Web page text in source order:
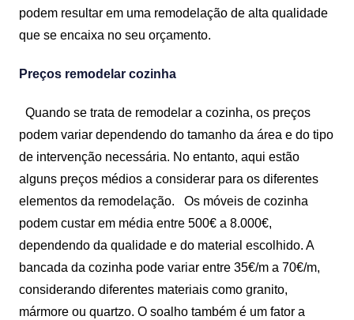
podem resultar em uma remodelação de alta qualidade
que se encaixa no seu orçamento.
Preços remodelar cozinha
Quando se trata de remodelar a cozinha, os preços
podem variar dependendo do tamanho da área e do tipo
de intervenção necessária. No entanto, aqui estão
alguns preços médios a considerar para os diferentes
elementos da remodelação.
Os móveis de cozinha
podem custar em média entre 500€ a 8.000€,
dependendo da qualidade e do material escolhido. A
bancada da cozinha pode variar entre 35€/m a 70€/m,
considerando diferentes materiais como granito,
mármore ou quartzo. O soalho também é um fator a